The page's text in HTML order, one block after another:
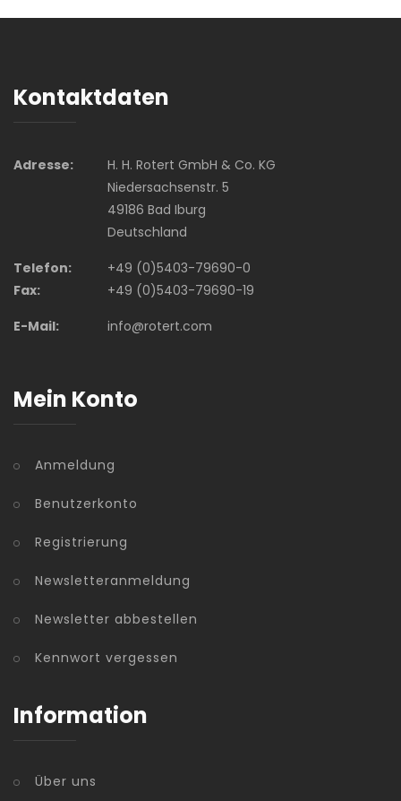
Kontaktdaten
Adresse:
H. H. Rotert GmbH & Co. KG
Niedersachsenstr. 5
49186 Bad Iburg
Deutschland
Telefon:
Fax:
+49 (0)5403-79690-0
+49 (0)5403-79690-19
E-Mail:
info@rotert.com
Mein Konto
Anmeldung
Benutzerkonto
Registrierung
Newsletteranmeldung
Newsletter abbestellen
Kennwort vergessen
Information
Über uns